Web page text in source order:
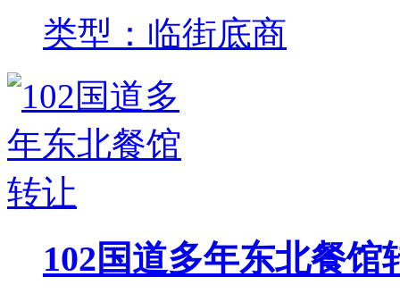
类型：临街底商
102国道多年东北餐馆